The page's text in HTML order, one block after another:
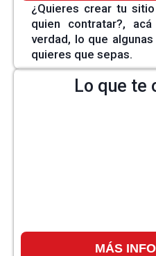
¿Quieres crear tu
quien contratar?,
verdad, lo que
quieres que sepas.
Lo que te
MÁS